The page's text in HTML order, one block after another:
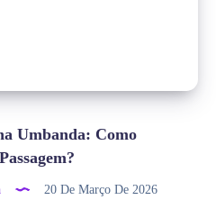
Umbanda: Como
20 De Março De 2026